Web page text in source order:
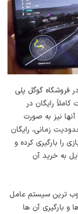
فروشگاه گوگل پلی
رایگان در
نیز به صورت
زمانی، رایگان
را بارگیری کرده و
به خرید آن
ترین سیستم عامل
و بارگیری آن ها